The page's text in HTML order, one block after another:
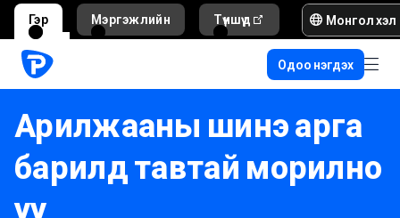
Гэр Мэргэжлийн Түншүүд Тусламж ба
Монгол хэл
Одоо нэгдэх
Арилжааны шинэ арга
барилд тавтай морилно
уу